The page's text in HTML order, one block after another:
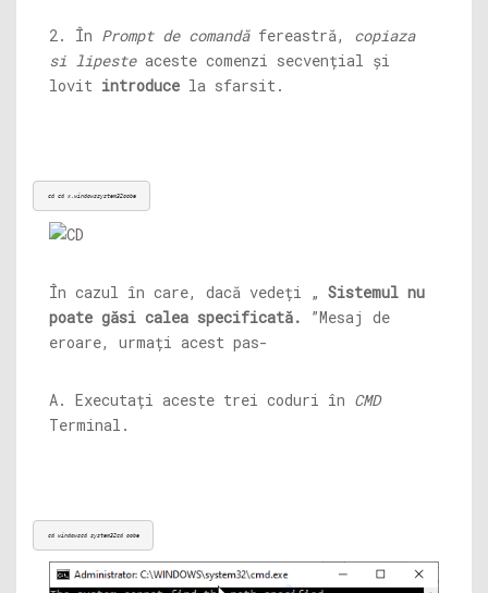
2. În Prompt de comandăfereastră, copiaza
si lipesteaceste comenzi secvențial și
lovit introduce la sfarsit.
cd cd x.windowssystem32oobe
În cazul în care, dacă vedeți „ Sistemul nu
poate găsi calea specificată.
”Mesaj de
eroare, urmați acest pas-
A. Executați aceste trei coduri în CMD
Terminal.
cd windowscd system32cd oobe